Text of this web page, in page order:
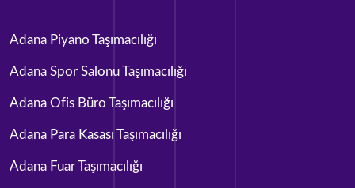
Adana Piyano Taşımacılığı
Adana Spor Salonu Taşımacılığı
Adana Ofis Büro Taşımacılığı
Adana Para Kasası Taşımacılığı
Adana Fuar Taşımacılığı